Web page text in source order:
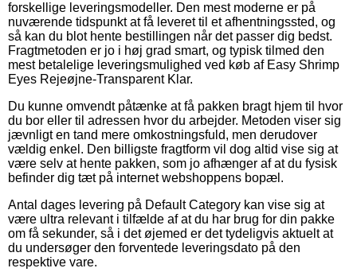
forskellige leveringsmodeller. Den mest moderne er på
nuværende tidspunkt at få leveret til et afhentningssted, og
så kan du blot hente bestillingen når det passer dig bedst.
Fragtmetoden er jo i høj grad smart, og typisk tilmed den
mest betalelige leveringsmulighed ved køb af Easy Shrimp
Eyes Rejeøjne-Transparent Klar.
Du kunne omvendt påtænke at få pakken bragt hjem til hvor
du bor eller til adressen hvor du arbejder. Metoden viser sig
jævnligt en tand mere omkostningsfuld, men derudover
vældig enkel. Den billigste fragtform vil dog altid vise sig at
være selv at hente pakken, som jo afhænger af at du fysisk
befinder dig tæt på internet webshoppens bopæl.
Antal dages levering på Default Category kan vise sig at
være ultra relevant i tilfælde af at du har brug for din pakke
om få sekunder, så i det øjemed er det tydeligvis aktuelt at
du undersøger den forventede leveringsdato på den
respektive vare.